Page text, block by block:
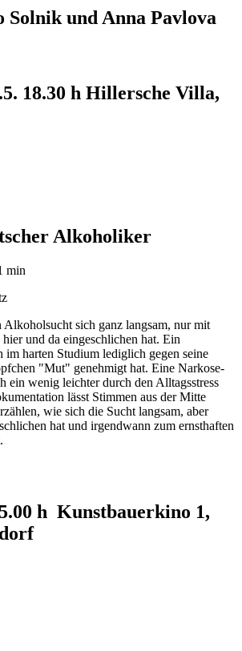
Solnik und Anna Pavlova
18.30 h Hillersche Villa,
Alkoholiker
min
Alkoholsucht sich ganz langsam, nur mit
und da eingeschlichen hat. Ein
im harten Studium lediglich gegen seine
"Mut" genehmigt hat. Eine Narkose-
ein wenig leichter durch den Alltagsstress
lässt Stimmen aus der Mitte
wie sich die Sucht langsam, aber
hat und irgendwann zum ernsthaften
h Kunstbauerkino 1,